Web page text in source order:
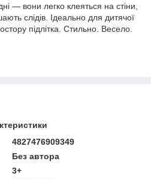
— вони легко клеяться на стіни,
слідів. Ідеально для дитячої
підлітка. Стильно. Весело.
4827476909349
Без автора
3+